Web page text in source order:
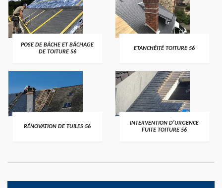
>
POSE DE BÂCHE ET BÂCHAGE
DE TOITURE 56
>
ETANCHÉITÉ TOITURE 56
>
RÉNOVATION DE TUILES 56 >
INTERVENTION D'URGENCE
FUITE TOITURE 56